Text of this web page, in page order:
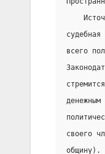
всего
своего
общину).